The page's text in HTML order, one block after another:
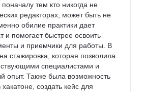
поначалу тем кто никогда не
редакторах, может быть не
обилие практики дает
и помогает быстрее освоить
и приемчики для работы. В
стажировка, которая позволила
специалистами и
опыт. Также была возможность
создать кейс для